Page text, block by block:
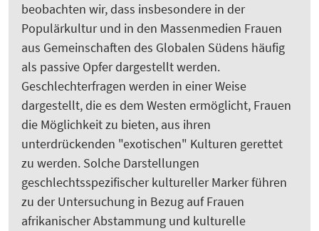
beobachten wir, dass insbesondere in der
Populärkultur und in den Massenmedien Frauen
aus Gemeinschaften des Globalen Südens häufig
als passive Opfer dargestellt werden.
Geschlechterfragen werden in einer Weise
dargestellt, die es dem Westen ermöglicht, Frauen
die Möglichkeit zu bieten, aus ihren
unterdrückenden "exotischen" Kulturen gerettet
zu werden. Solche Darstellungen
geschlechtsspezifischer kultureller Marker führen
zu der Untersuchung in Bezug auf Frauen
afrikanischer Abstammung und kulturelle